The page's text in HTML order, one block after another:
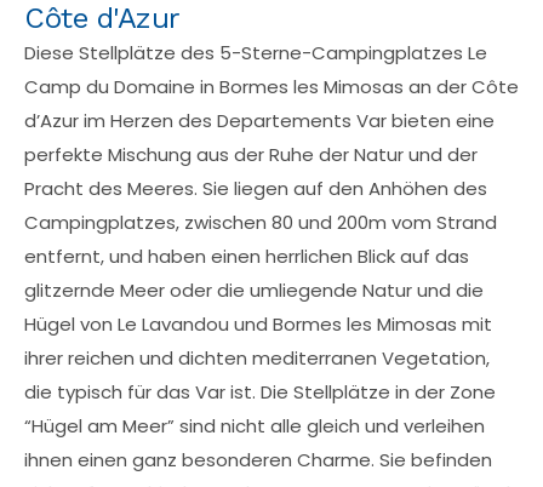
Côte d'Azur
Diese Stellplätze des 5-Sterne-Campingplatzes Le
Camp du Domaine in Bormes les Mimosas an der Côte
d’Azur im Herzen des Departements Var bieten eine
perfekte Mischung aus der Ruhe der Natur und der
Pracht des Meeres. Sie liegen auf den Anhöhen des
Campingplatzes, zwischen 80 und 200m vom Strand
entfernt, und haben einen herrlichen Blick auf das
glitzernde Meer oder die umliegende Natur und die
Hügel von Le Lavandou und Bormes les Mimosas mit
ihrer reichen und dichten mediterranen Vegetation,
die typisch für das Var ist. Die Stellplätze in der Zone
“Hügel am Meer” sind nicht alle gleich und verleihen
ihnen einen ganz besonderen Charme. Sie befinden